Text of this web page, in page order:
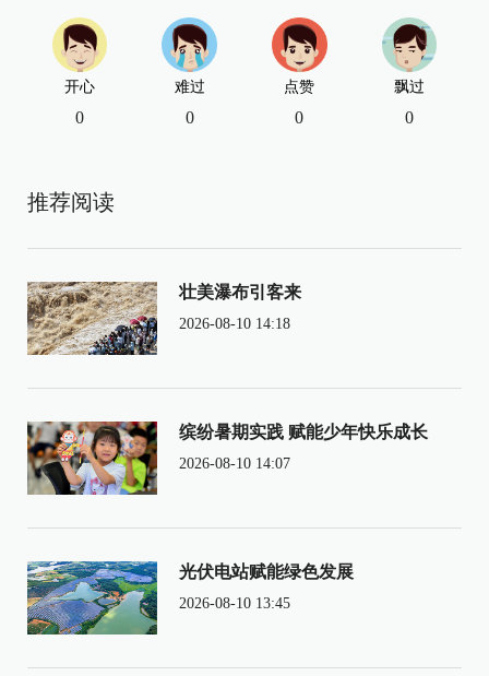
开心
0
难过
0
点赞
0
飘过
0
推荐阅读
壮美瀑布引客来
2026-08-10 14:18
缤纷暑期实践 赋能少年快乐成长
2026-08-10 14:07
光伏电站赋能绿色发展
2026-08-10 13:45